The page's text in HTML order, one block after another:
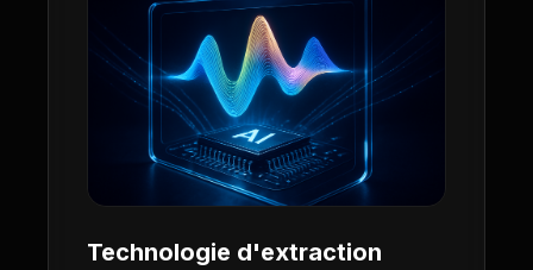
Technologie d'extraction